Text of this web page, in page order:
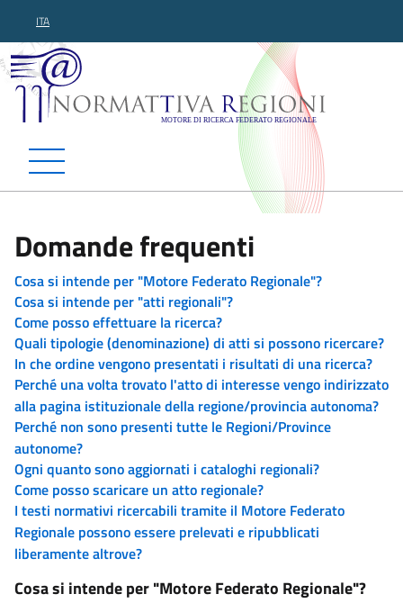
ITA
Normattiva Regioni -
Domande frequenti
Cosa si intende per "Motore Federato Regionale"?
Cosa si intende per "atti regionali"?
Come posso effettuare la ricerca?
Quali tipologie (denominazione) di atti si possono ricercare?
In che ordine vengono presentati i risultati di una ricerca?
Perché una volta trovato l'atto di interesse vengo indirizzato
alla pagina istituzionale della regione/provincia autonoma?
Perché non sono presenti tutte le Regioni/Province
autonome?
Ogni quanto sono aggiornati i cataloghi regionali?
Come posso scaricare un atto regionale?
I testi normativi ricercabili tramite il Motore Federato
Regionale possono essere prelevati e ripubblicati
liberamente altrove?
Cosa si intende per "Motore Federato Regionale"?